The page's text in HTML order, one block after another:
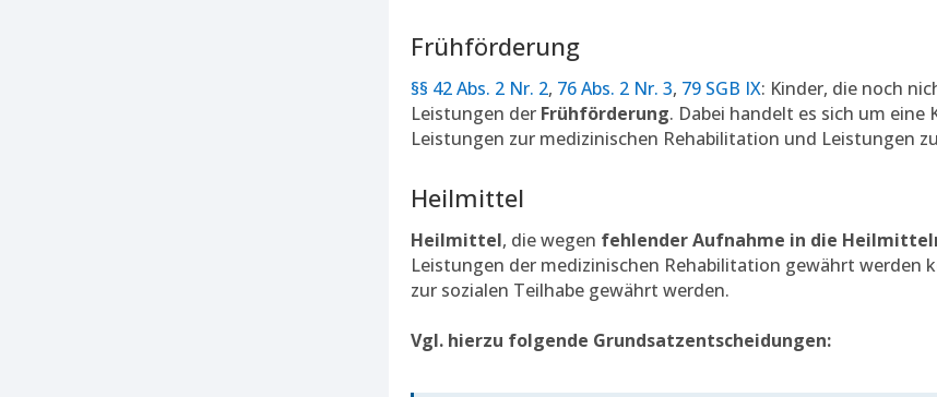
Frühförderung
§§ 42 Abs. 2 Nr. 2, 76 Abs. 2 Nr. 3, 79 SGB IX: Kinder, die noch
Leistungen der Frühförderung. Dabei handelt es sich um eine
Leistungen zur medizinischen Rehabilitation und Leistungen
Heilmittel
Heilmittel, die wegen fehlender Aufnahme in die
Leistungen der medizinischen Rehabilitation gewährt werden
zur sozialen Teilhabe gewährt werden.
Vgl. hierzu folgende Grundsatzentscheidungen: